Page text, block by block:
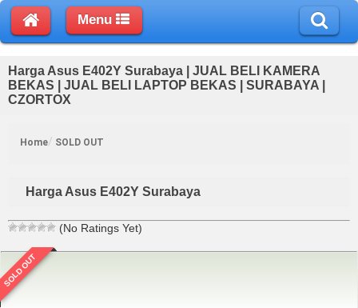
Menu
Harga Asus E402Y Surabaya | JUAL BELI KAMERA
BEKAS | JUAL BELI LAPTOP BEKAS | SURABAYA |
CZORTOX
Home SOLD OUT
Harga Asus E402Y Surabaya
(No Ratings Yet)
SOLD OUT